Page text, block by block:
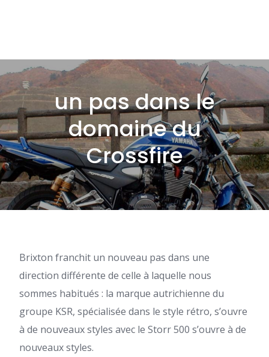
un pas dans le
domaine du
Crossfire
Brixton franchit un nouveau pas dans une
direction différente de celle à laquelle nous
sommes habitués : la marque autrichienne du
groupe KSR, spécialisée dans le style rétro, s’ouvre
à de nouveaux styles avec le Storr 500 s’ouvre à de
nouveaux styles.